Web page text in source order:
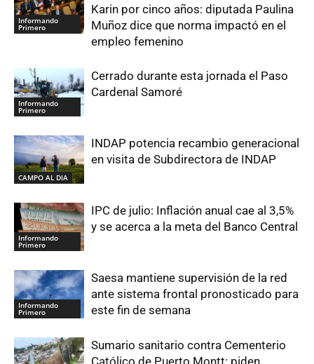
Informando
Primero
Karin por cinco años: diputada Paulina
Muñoz dice que norma impactó en el
empleo femenino
Informando
Primero
Cerrado durante esta jornada el Paso
Cardenal Samoré
CAMPO AL DIA
INDAP potencia recambio generacional
en visita de Subdirectora de INDAP
Informando
Primero
IPC de julio: Inflación anual cae al 3,5%
y se acerca a la meta del Banco Central
Informando
Primero
Saesa mantiene supervisión de la red
ante sistema frontal pronosticado para
este fin de semana
Sumario sanitario contra Cementerio
Católico de Puerto Montt: piden